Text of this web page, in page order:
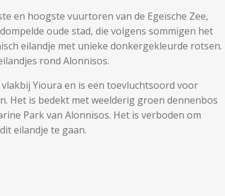
en hoogste vuurtoren van de Egeïsche Zee,
oude stad, die volgens sommigen het
eilandje met unieke donkergekleurde rotsen.
rond Alonnisos.
Yioura en is een toevluchtsoord voor
Het is bedekt met weelderig groen dennenbos
Park van Alonnisos. Het is verboden om
eilandje te gaan.